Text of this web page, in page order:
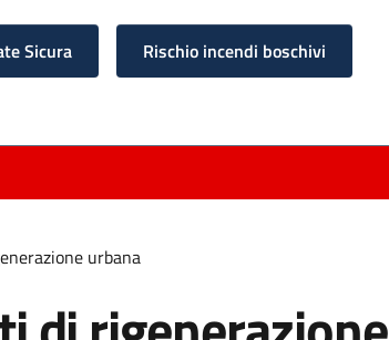
Sicura Rischio incendi boschivi
urbana